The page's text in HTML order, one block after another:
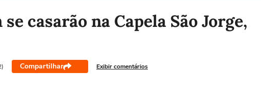
casarão na Capela São Jorge,
Compartilhar Exibir comentários